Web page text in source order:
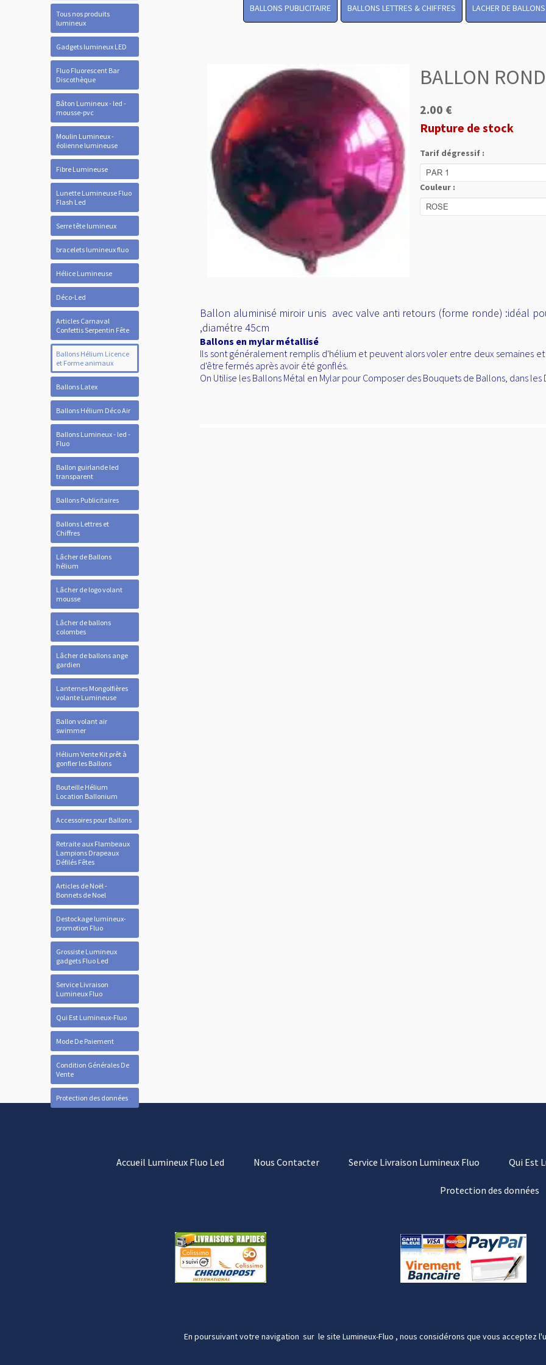
Tous nos produits
lumineux
Gadgets lumineux LED
Fluo Fluorescent Bar
Discothèque
Bâton Lumineux - led -
mousse-pvc
Moulin Lumineux -
éolienne lumineuse
Fibre Lumineuse
Lunette Lumineuse Fluo
Flash Led
Serre tête lumineux
bracelets lumineux fluo
Hélice Lumineuse
Déco-Led
Articles Carnaval
Confettis Serpentin Fête
Ballons Hélium Licence
et Forme animaux
Ballons Latex
Ballons Hélium Déco Air
Ballons Lumineux - led -
Fluo
Ballon guirlande led
transparent
Ballons Publicitaires
Ballons Lettres et
Chiffres
Lâcher de Ballons
hélium
Lâcher de logo volant
mousse
Lâcher de ballons
colombes
Lâcher de ballons ange
gardien
Lanternes Mongolfières
volante Lumineuse
Ballon volant air
swimmer
Hélium Vente Kit prêt à
gonfler les Ballons
Bouteille Hélium
Location Ballonium
Accessoires pour Ballons
Retraite aux Flambeaux
Lampions Drapeaux
Défilés Fêtes
Articles de Noël -
Bonnets de Noel
Destockage lumineux-
promotion Fluo
Grossiste Lumineux
gadgets Fluo Led
Service Livraison
Lumineux Fluo
Qui Est Lumineux-Fluo
Mode De Paiement
Condition Générales De
Vente
Protection des données
Accueil Lumineux Fluo Led Nous Contacter Service Livraison Lumineux Fluo Qui Est
Protection des données
En poursuivant votre navigation sur le site Lumineux-Fluo , nous considérons que vous acceptez
BALLONS PUBLICITAIRE BALLONS LETTRES & CHIFFRES LACHER DE BALLONS
BALLON ROND
2.00 €
Rupture de stock
Tarif dégressif :
Couleur :
Ballon aluminisé miroir unis avec valve anti retours (forme ronde) :idéal
,diamétre 45cm
Ballons en mylar métallisé
Ils sont généralement remplis d'hélium et peuvent alors voler entre deux semaines
d'être fermés après avoir été gonflés.
On Utilise les Ballons Métal en Mylar pour Composer des Bouquets de Ballons, dans